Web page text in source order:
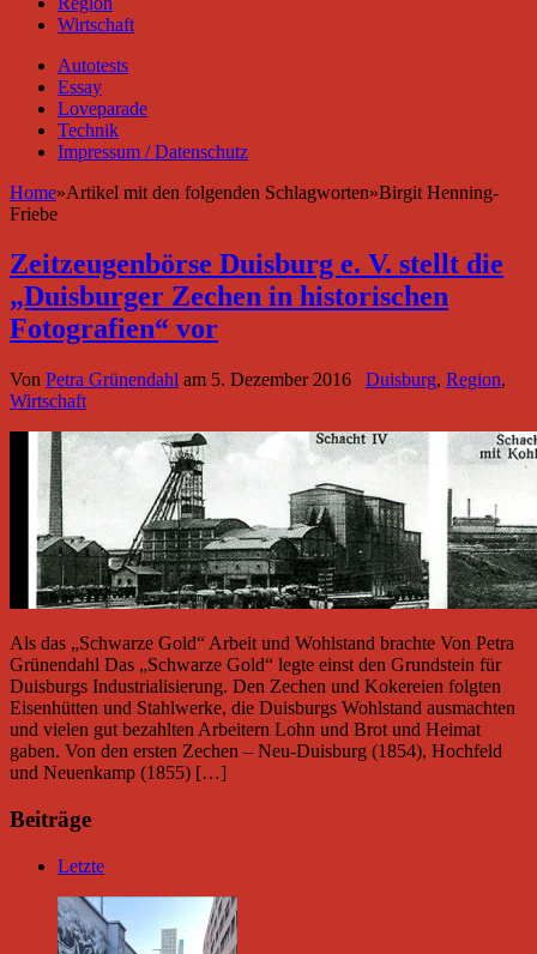
Wirtschaft
Autotests
Essay
Loveparade
Technik
Impressum / Datenschutz
Home»Artikel mit den folgenden Schlagworten»Birgit Henning-
Friebe
Zeitzeugenbörse Duisburg e. V. stellt die
„Duisburger Zechen in historischen
Fotografien“ vor
Von Petra Grünendahl am 5. Dezember 2016 Duisburg, Region,
Wirtschaft
Als das „Schwarze Gold“ Arbeit und Wohlstand brachte Von Petra
Grünendahl Das „Schwarze Gold“ legte einst den Grundstein für
Duisburgs Industrialisierung. Den Zechen und Kokereien folgten
Eisenhütten und Stahlwerke, die Duisburgs Wohlstand ausmachten
und vielen gut bezahlten Arbeitern Lohn und Brot und Heimat
gaben. Von den ersten Zechen – Neu-Duisburg (1854), Hochfeld
und Neuenkamp (1855) […]
Beiträge
Letzte